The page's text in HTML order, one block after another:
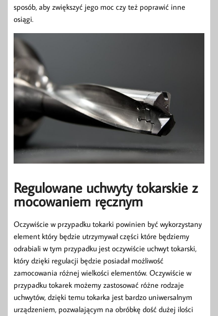
sposób, aby zwiększyć jego moc czy też poprawić inne
osiągi.
Regulowane uchwyty tokarskie z
mocowaniem ręcznym
Oczywiście w przypadku tokarki powinien być wykorzystany
element który będzie utrzymywał części które będziemy
odrabiali w tym przypadku jest oczywiście uchwyt tokarski,
który dzięki regulacji będzie posiadał możliwość
zamocowania różnej wielkości elementów. Oczywiście w
przypadku tokarek możemy zastosować różne rodzaje
uchwytów, dzięki temu tokarka jest bardzo uniwersalnym
urządzeniem, pozwalającym na obróbkę dość dużej ilości